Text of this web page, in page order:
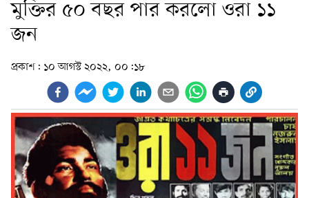
মুক্তির ৫০ বছর পার করলো ওরা ১১
জন
প্রকাশ: ১০ আগস্ট ২০২২, ০০:১৮